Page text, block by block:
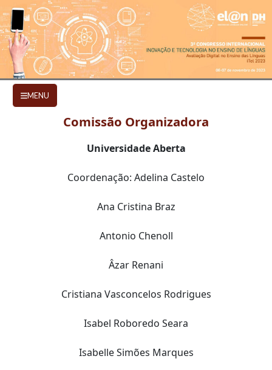
Ir para o conteúdo principal
COMISSÕES
MENU
Comissão Organizadora
Universidade Aberta
Coordenação: Adelina Castelo
Ana Cristina Braz
Antonio Chenoll
Âzar Renani
Cristiana Vasconcelos Rodrigues
Isabel Roboredo Seara
Isabelle Simões Marques